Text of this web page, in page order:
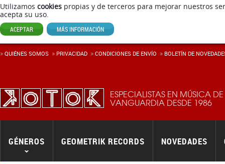
Utilizamos cookies propias y de terceros para mejorar nuestros
acepta su uso.
ACEPTAR MÁS INFORMACIÓN
ESPECIALISTAS EN MÚSICA DE
VANGUARDIA DESDE 1986
GÉNEROS GEOMETRIK RECORDS NOVEDADES
QUIÉNES SOMOS PRIVACIDAD CONDICIONES DE ENVÍ­O BOLETÍN DE